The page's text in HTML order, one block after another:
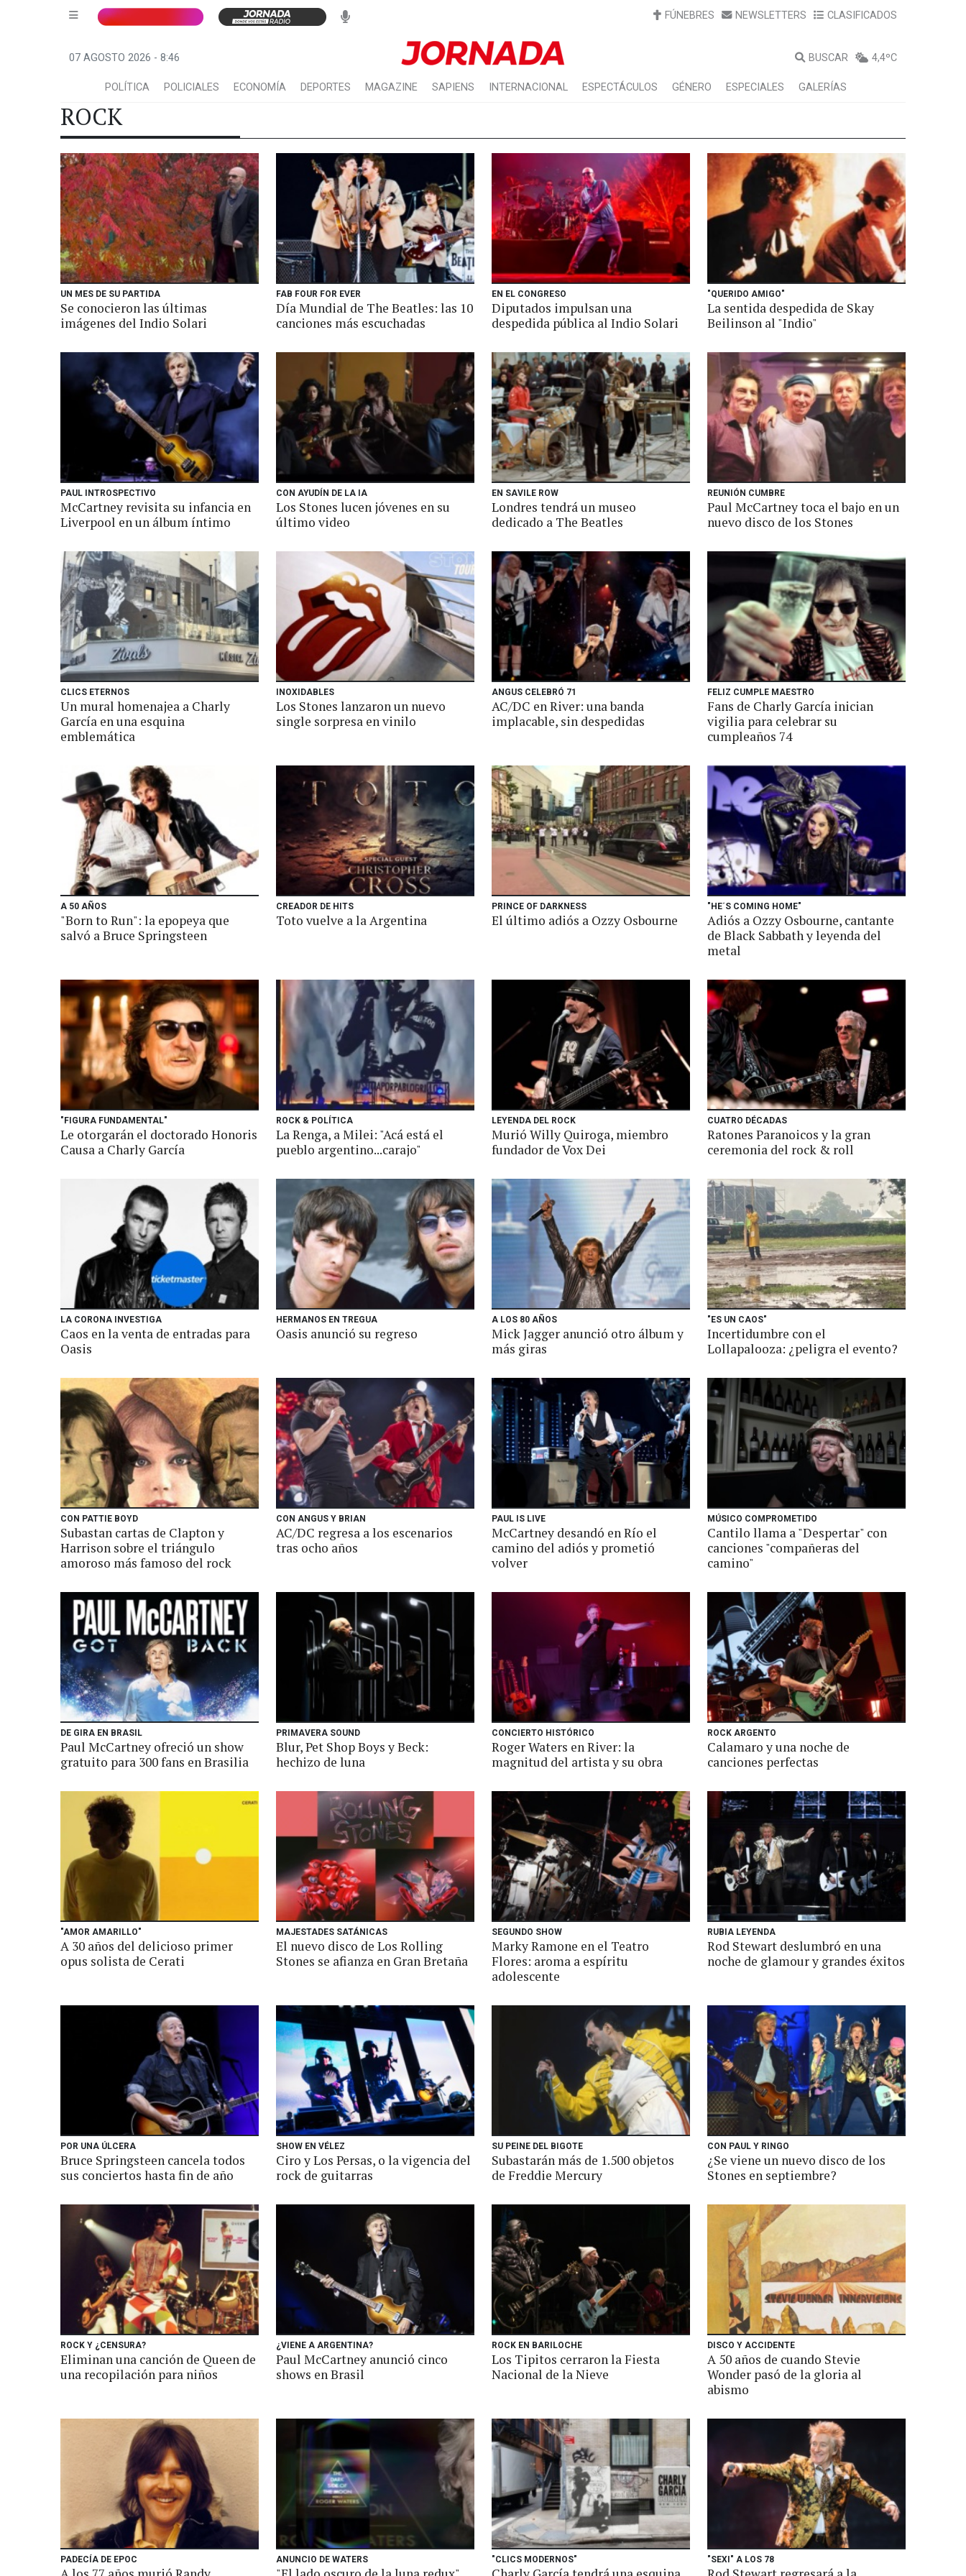
FÚNEBRES NEWSLETTERS CLASIFICADOS
07 AGOSTO 2026 - 8:46 BUSCAR 4,4ºC
POLÍTICA POLICIALES ECONOMÍA DEPORTES MAGAZINE SAPIENS INTERNACIONAL ESPECTÁCULOS GÉNERO ESPECIALES GALERÍAS
ROCK
UN MES DE SU PARTIDA
Se conocieron las últimas
imágenes del Indio Solari
FAB FOUR FOR EVER
Día Mundial de The Beatles: las 10
canciones más escuchadas
EN EL CONGRESO
Diputados impulsan una
despedida pública al Indio Solari
"QUERIDO AMIGO"
La sentida despedida de Skay
Beilinson al "Indio"
PAUL INTROSPECTIVO
McCartney revisita su infancia en
Liverpool en un álbum íntimo
CON AYUDÍN DE LA IA
Los Stones lucen jóvenes en su
último video
EN SAVILE ROW
Londres tendrá un museo
dedicado a The Beatles
REUNIÓN CUMBRE
Paul McCartney toca el bajo en un
nuevo disco de los Stones
CLICS ETERNOS
Un mural homenajea a Charly
García en una esquina
emblemática
INOXIDABLES
Los Stones lanzaron un nuevo
single sorpresa en vinilo
ANGUS CELEBRÓ 71
AC/DC en River: una banda
implacable, sin despedidas
FELIZ CUMPLE MAESTRO
Fans de Charly García inician
vigilia para celebrar su
cumpleaños 74
A 50 AÑOS
"Born to Run": la epopeya que
salvó a Bruce Springsteen
CREADOR DE HITS
Toto vuelve a la Argentina
PRINCE OF DARKNESS
El último adiós a Ozzy Osbourne
"HE´S COMING HOME"
Adiós a Ozzy Osbourne, cantante
de Black Sabbath y leyenda del
metal
"FIGURA FUNDAMENTAL"
Le otorgarán el doctorado Honoris
Causa a Charly García
ROCK & POLÍTICA
La Renga, a Milei: "Acá está el
pueblo argentino...carajo"
LEYENDA DEL ROCK
Murió Willy Quiroga, miembro
fundador de Vox Dei
CUATRO DÉCADAS
Ratones Paranoicos y la gran
ceremonia del rock & roll
LA CORONA INVESTIGA
Caos en la venta de entradas para
Oasis
HERMANOS EN TREGUA
Oasis anunció su regreso
A LOS 80 AÑOS
Mick Jagger anunció otro álbum y
más giras
"ES UN CAOS"
Incertidumbre con el
Lollapalooza: ¿peligra el evento?
CON PATTIE BOYD
Subastan cartas de Clapton y
Harrison sobre el triángulo
amoroso más famoso del rock
CON ANGUS Y BRIAN
AC/DC regresa a los escenarios
tras ocho años
PAUL IS LIVE
McCartney desandó en Río el
camino del adiós y prometió
volver
MÚSICO COMPROMETIDO
Cantilo llama a "Despertar" con
canciones "compañeras del
camino"
DE GIRA EN BRASIL
Paul McCartney ofreció un show
gratuito para 300 fans en Brasilia
PRIMAVERA SOUND
Blur, Pet Shop Boys y Beck:
hechizo de luna
CONCIERTO HISTÓRICO
Roger Waters en River: la
magnitud del artista y su obra
ROCK ARGENTO
Calamaro y una noche de
canciones perfectas
"AMOR AMARILLO"
A 30 años del delicioso primer
opus solista de Cerati
MAJESTADES SATÁNICAS
El nuevo disco de Los Rolling
Stones se afianza en Gran Bretaña
SEGUNDO SHOW
Marky Ramone en el Teatro
Flores: aroma a espíritu
adolescente
RUBIA LEYENDA
Rod Stewart deslumbró en una
noche de glamour y grandes éxitos
POR UNA ÚLCERA
Bruce Springsteen cancela todos
sus conciertos hasta fin de año
SHOW EN VÉLEZ
Ciro y Los Persas, o la vigencia del
rock de guitarras
SU PEINE DEL BIGOTE
Subastarán más de 1.500 objetos
de Freddie Mercury
CON PAUL Y RINGO
¿Se viene un nuevo disco de los
Stones en septiembre?
ROCK Y ¿CENSURA?
Eliminan una canción de Queen de
una recopilación para niños
¿VIENE A ARGENTINA?
Paul McCartney anunció cinco
shows en Brasil
ROCK EN BARILOCHE
Los Tipitos cerraron la Fiesta
Nacional de la Nieve
DISCO Y ACCIDENTE
A 50 años de cuando Stevie
Wonder pasó de la gloria al
abismo
PADECÍA DE EPOC ANUNCIO DE WATERS "CLICS MODERNOS" "SEXI" A LOS 78